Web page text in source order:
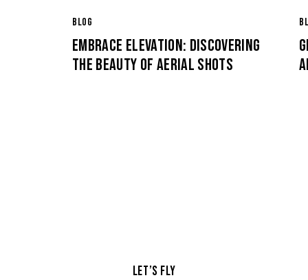
BLOG
EMBRACE ELEVATION: DISCOVERING
THE BEAUTY OF AERIAL SHOTS
LET’S FLY